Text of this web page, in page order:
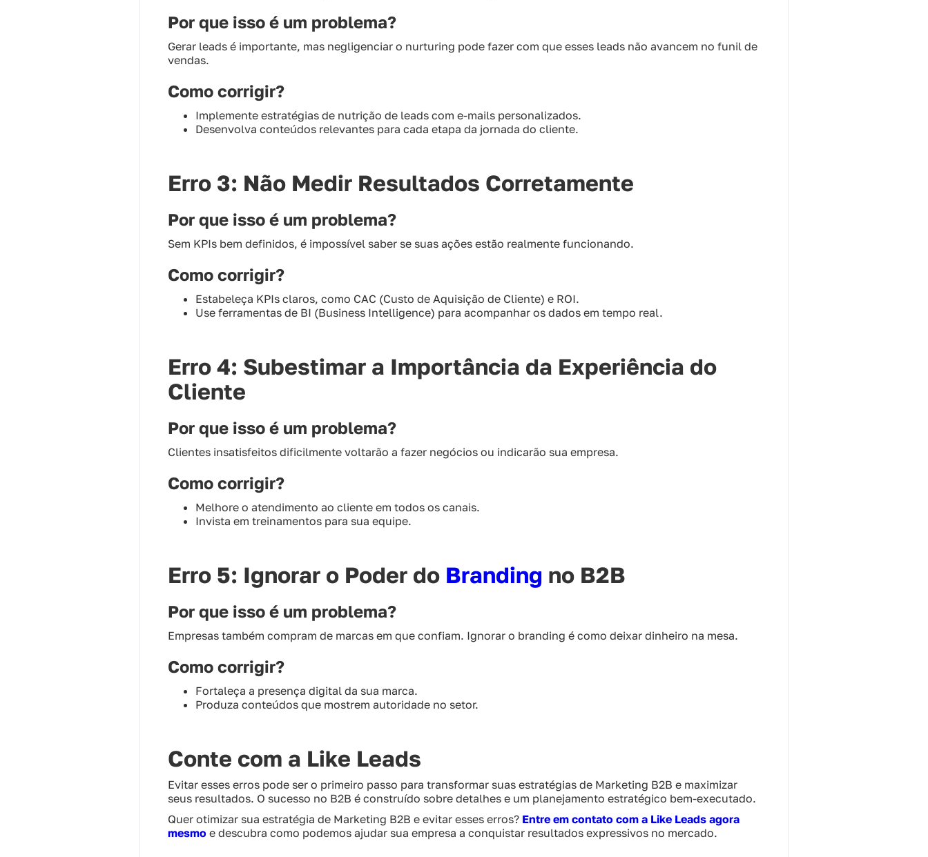
Por que isso é um problema?
Gerar leads é importante, mas negligenciar o nurturing pode fazer com que esses leads não avancem no funil de
vendas.
Como corrigir?
Implemente estratégias de nutrição de leads com e-mails personalizados.
Desenvolva conteúdos relevantes para cada etapa da jornada do cliente.
Erro 3: Não Medir Resultados Corretamente
Por que isso é um problema?
Sem KPIs bem definidos, é impossível saber se suas ações estão realmente funcionando.
Como corrigir?
Estabeleça KPIs claros, como CAC (Custo de Aquisição de Cliente) e ROI.
Use ferramentas de BI (Business Intelligence) para acompanhar os dados em tempo real.
Erro 4: Subestimar a Importância da Experiência do
Cliente
Por que isso é um problema?
Clientes insatisfeitos dificilmente voltarão a fazer negócios ou indicarão sua empresa.
Como corrigir?
Melhore o atendimento ao cliente em todos os canais.
Invista em treinamentos para sua equipe.
Erro 5: Ignorar o Poder do Branding no B2B
Por que isso é um problema?
Empresas também compram de marcas em que confiam. Ignorar o branding é como deixar dinheiro na mesa.
Como corrigir?
Fortaleça a presença digital da sua marca.
Produza conteúdos que mostrem autoridade no setor.
Conte com a Like Leads
Evitar esses erros pode ser o primeiro passo para transformar suas estratégias de Marketing B2B e maximizar
seus resultados. O sucesso no B2B é construído sobre detalhes e um planejamento estratégico bem-executado.
Quer otimizar sua estratégia de Marketing B2B e evitar esses erros? Entre em contato com a Like Leads agora
mesmo e descubra como podemos ajudar sua empresa a conquistar resultados expressivos no mercado.